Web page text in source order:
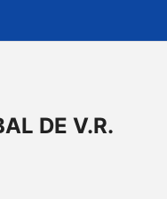
DE V.R.